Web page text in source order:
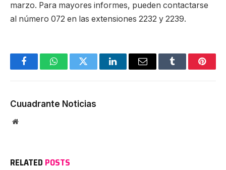
marzo. Para mayores informes, pueden contactarse
al número 072 en las extensiones 2232 y 2239.
FacebookWhatsAppTwitter LinkedInEmail Tumblr
Cuuadrante Noticias
Website
RELATED POSTS